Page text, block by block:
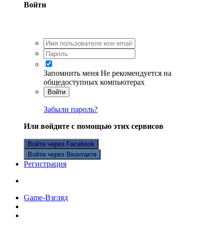
Войти
Запомнить меня Не рекомендуется на
общедоступных компьютерах
Войти
Забыли пароль?
Или войдите с помощью этих сервисов
Войти через Facebook
Войти через Вконтакте
Регистрация
Game-Взгляд